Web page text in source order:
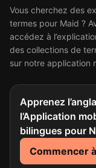
Vous cherchez des
termes pour Maid ?
accédez à
des collections de
sur notre application
Apprenez
l’Application
bilingues pour
Commencer